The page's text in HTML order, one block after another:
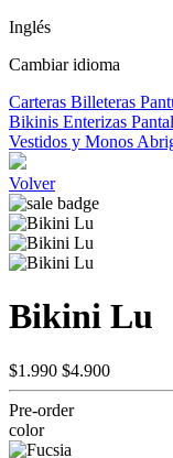
Inglés
Cambiar idioma
Carteras Billeteras
Bikinis Enterizas
Vestidos y Monos
Volver
Bikini Lu
$1.990 $4.900
Pre-order
color